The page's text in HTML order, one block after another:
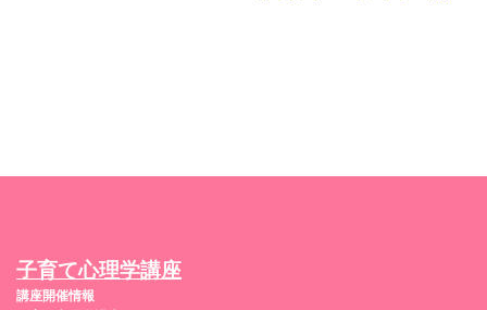
子育て心理学講座
講座開催情報